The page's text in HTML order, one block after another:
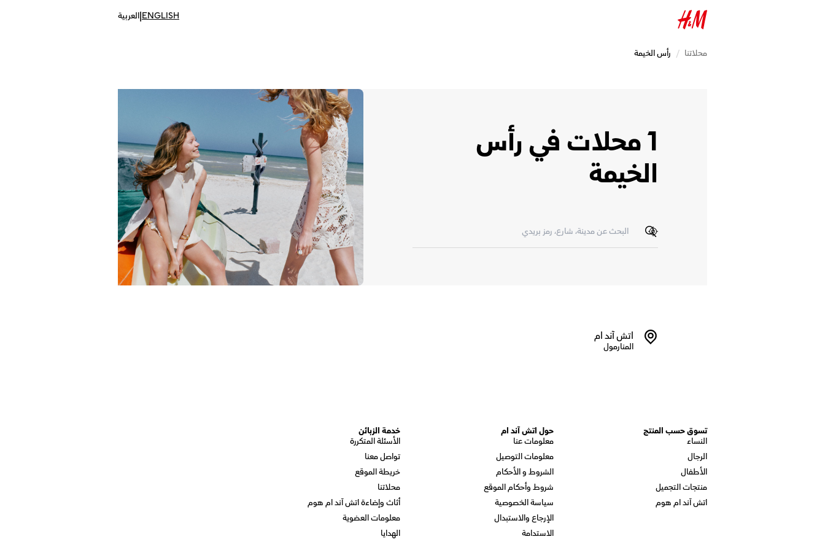
ENGLISH
|العربية
محلاتنا / رأس الخيمة
1 محلات في رأس
الخيمة
تحديد الموقع
اتش آند ام
المنارمول
تسوق حسب المنتج
النساء
الرجال
الأطفال
منتجات التجميل
اتش آند ام هوم
حول اتش آند ام
معلومات عنا
معلومات التوصيل
الشروط و الأحكام
شروط وأحكام الموقع
سياسة الخصوصية
الإرجاع والاستبدال
الاستدامة
خدمة الزبائن
الأسئلة المتكررة
تواصل معنا
خريطة الموقع
محلاتنا
أثاث وإضاءة اتش آند ام هوم
معلومات العضوية
الهدايا